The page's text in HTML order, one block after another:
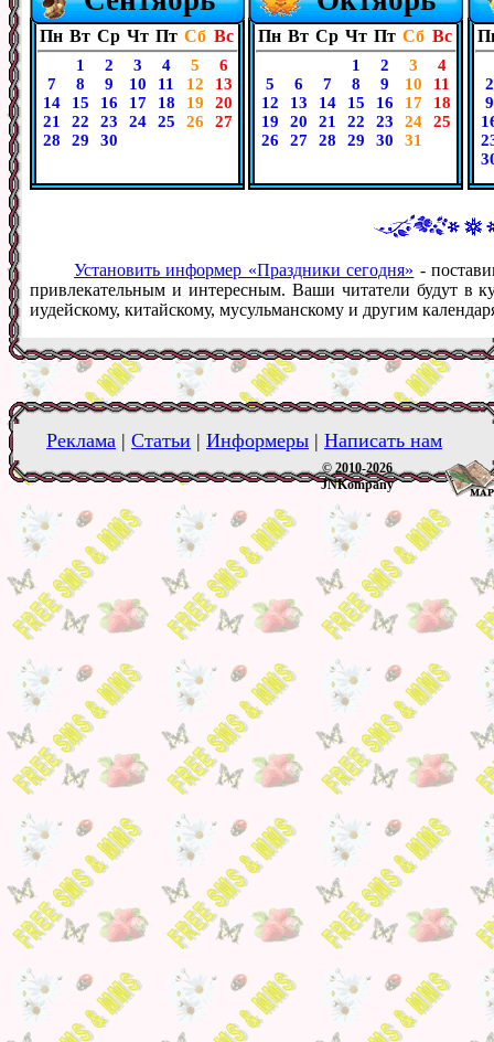
Пн Вт Ср Чт Пт Сб Вс
1 2 3 4 5
6
7
8 9 10 11 12
13
14
15 16 17 18 19
20
21
22 23 24 25 26
27
28
29 30
Пн Вт Ср Чт Пт Сб Вс
1 2 3
4
5
6 7 8 9 10
11
12
13 14 15 16 17
18
19
20 21 22 23 24
25
26
27 28 29 30 31
2
9
Установить информер «Праздники сегодня» -
привлекательным и интересным. Ваши читатели будут в
иудейскому, китайскому, мусульманскому и другим
Реклама | Статьи | Информеры | Написать нам
© 2010-2026
JNKompany